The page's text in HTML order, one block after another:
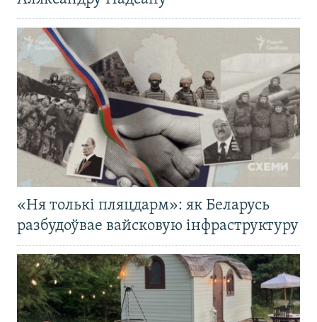
«Ня толькі пляцдарм»: як Беларусь
разбудоўвае вайсковую інфраструктуру